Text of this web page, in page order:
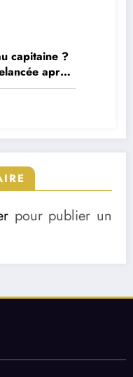
capitaine ?
après
pour publier un